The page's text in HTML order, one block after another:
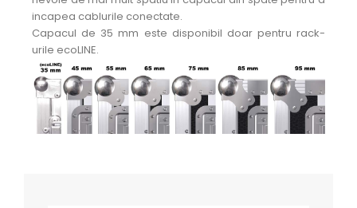
incapea cablurile conectate.
Capacul de 35 mm este disponibil doar pentru rack-
urile ecoLINE.